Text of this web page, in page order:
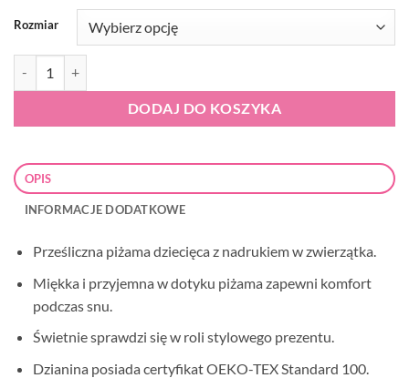
Rozmiar
DODAJ DO KOSZYKA
OPIS
INFORMACJE DODATKOWE
Prześliczna piżama dziecięca z nadrukiem w zwierzątka.
Miękka i przyjemna w dotyku piżama zapewni komfort
podczas snu.
Świetnie sprawdzi się w roli stylowego prezentu.
Dzianina posiada certyfikat OEKO-TEX Standard 100.